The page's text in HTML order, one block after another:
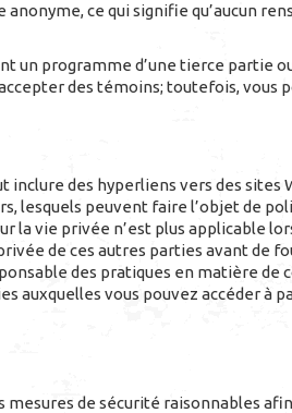
ce qui signifie qu’aucun
un programme d’une tierce partie
des témoins; toutefois, vous
inclure des hyperliens vers des sites
lesquels peuvent faire l’objet de
la vie privée n’est plus applicable
de ces autres parties avant de
des pratiques en matière
auxquelles vous pouvez accéder à
mesures de sécurité raisonnables